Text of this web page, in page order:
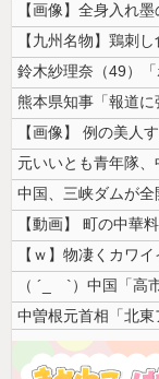
元いいとも青年隊、
中国、三峡ダムが
【動画】 町の中華
【ｗ】物凄くカワ
中曽根元首相「北